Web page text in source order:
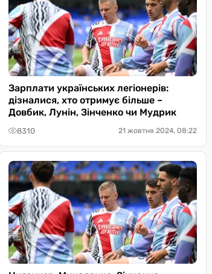
Зарплати українських легіонерів:
дізналися, хто отримує більше –
Довбик, Лунін, Зінченко чи Мудрик
8310 21 жовтня 2024, 08:22